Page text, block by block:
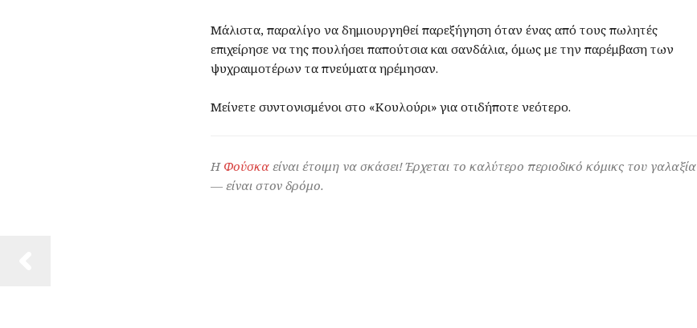
Μάλιστα, παραλίγο να δημιουργηθεί παρεξήγηση όταν ένας από τους πωλητές
επιχείρησε να της πουλήσει παπούτσια και σανδάλια, όμως με την παρέμβαση των
ψυχραιμοτέρων τα πνεύματα ηρέμησαν.
Μείνετε συντονισμένοι στο «Κουλούρι» για οτιδήποτε νεότερο.
Η Φούσκα είναι έτοιμη να σκάσει! Έρχεται το καλύτερο περιοδικό κόμικς του γαλαξία
— είναι στον δρόμο.